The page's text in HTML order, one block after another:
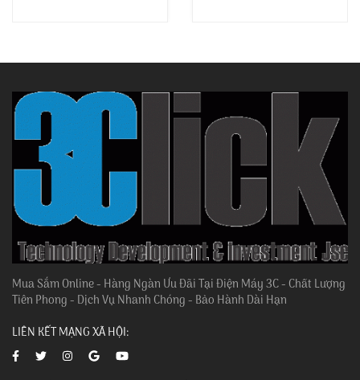
Mua Sắm Online - Hàng Ngàn Ưu Đãi Tại Điện Máy 3C - Chất Lượng
Tiên Phong - Dịch Vụ Nhanh Chóng - Bảo Hành Dài Hạn
LIÊN KẾT MẠNG XÃ HỘI: